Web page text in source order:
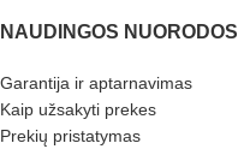
NAUDINGOS NUORODOS
Garantija ir aptarnavimas
Kaip užsakyti prekes
Prekių pristatymas